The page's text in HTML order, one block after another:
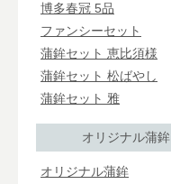
博多春冠 5品
ファンシーセット
蒲鉾セット 恵比須様
蒲鉾セット 松ばやし
蒲鉾セット 雅
オリジナル蒲鉾
オリジナル蒲鉾